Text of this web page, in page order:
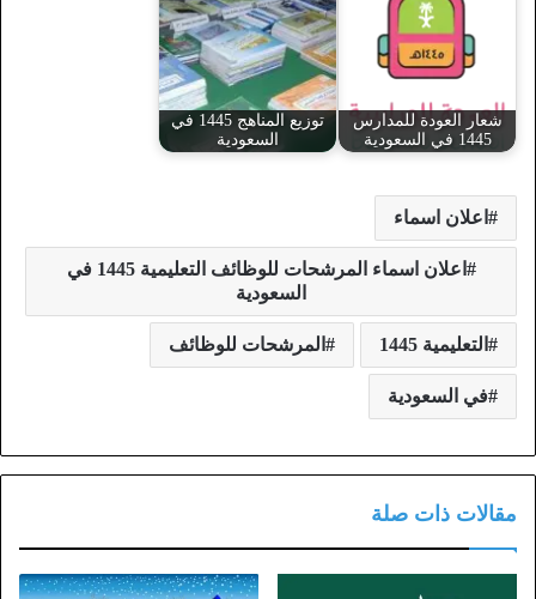
شعار العودة للمدارس
1445 في السعودية
توزيع المناهج 1445 في
السعودية
اعلان اسماء
اعلان اسماء المرشحات للوظائف التعليمية 1445 في
السعودية
التعليمية 1445 المرشحات للوظائف
في السعودية
مقالات ذات صلة